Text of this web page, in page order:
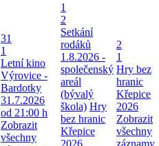
31
1
Letní kino
Výrovice -
Bardotky
31.7.2026
od 21:00 h
Zobrazit
všechny
1
2
Setkání
rodáků
1.8.2026 -
společenský
areál
(bývalý
škola) Hry
bez hranic
Křepice
2026
2
1
Hry bez
hranic
Křepice
2026
Zobrazit
všechny
záznamy